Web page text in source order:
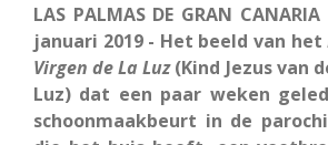
LAS PALMAS DE GRAN
januari 2019 - Het beeld van het
Virgen de La Luz(Kind Jezus van
Luz) dat een paar weken
schoonmaakbeurt in de